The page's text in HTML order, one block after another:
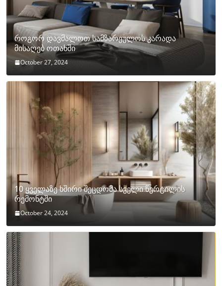
როგორ დავმალოთ სამზარეულოს კარადა
მისაღებ ოთახში
October 27, 2024
10 ყველაზე ხშირი შეცდომა სველი წერტილის
რემონტში
October 24, 2024